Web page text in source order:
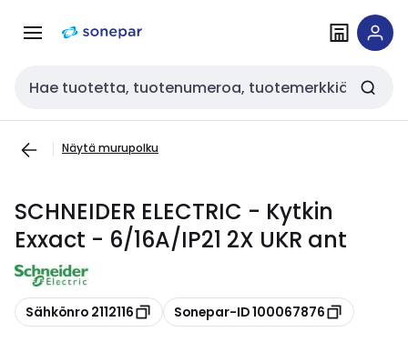
navigointiinsisältöön
Haku
Näytä murupolku
SCHNEIDER ELECTRIC - Kytkin
Exxact - 6/16A/IP21 2X UKR ant
Kopioi
Sähkönro 2112116 Kopioi
Sonepar-ID 100067876